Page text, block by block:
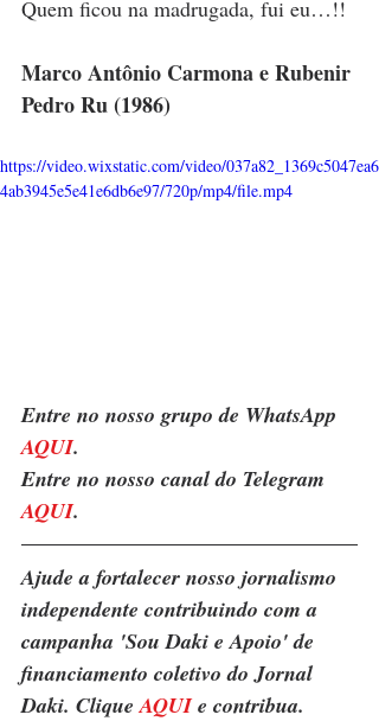
Quem ficou na madrugada, fui eu…!!
Marco Antônio Carmona e Rubenir
Pedro Ru (1986)
https://video.wixstatic.com/video/037a82_1369c5047ea6
4ab3945e5e41e6db6e97/720p/mp4/file.mp4
Entre no nosso grupo de WhatsApp
AQUI.
Entre no nosso canal do Telegram
AQUI.
Ajude a fortalecer nosso jornalismo
independente contribuindo com a
campanha 'Sou Daki e Apoio' de
financiamento coletivo do Jornal
Daki. Clique AQUI e contribua.